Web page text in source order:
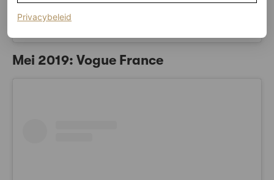
Mei 2019: Vogue France
Privacybeleid